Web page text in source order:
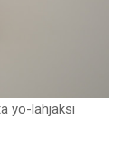
yo-lahjaksi